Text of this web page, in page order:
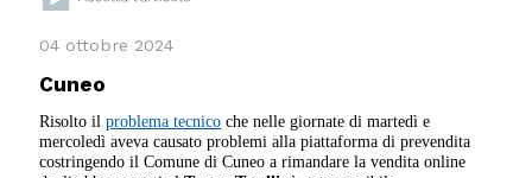
04 ottobre 2024
Cuneo
Risolto ilproblema tecnico che nelle giornate di martedì e
mercoledì aveva causato problemi alla piattaforma di prevendita
costringendo il Comune di Cuneo a rimandare la vendita online